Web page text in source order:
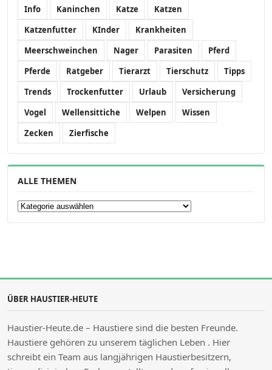
Info
Kaninchen Katze
Katzen
Katzenfutter
KInder
Krankheiten
Meerschweinchen
Nager Parasiten
Pferd
Pferde
Ratgeber Tierarzt Tierschutz
Tipps
Trends
Trockenfutter Urlaub
Versicherung
Vogel
Wellensittiche Welpen
Wissen
Zecken
Zierfische
ALLE THEMEN
Alle Themen
ÜBER HAUSTIER-HEUTE
Haustier-Heute.de – Haustiere sind die besten Freunde.
Haustiere gehören zu unserem täglichen Leben . Hier
schreibt ein Team aus langjährigen Haustierbesitzern,